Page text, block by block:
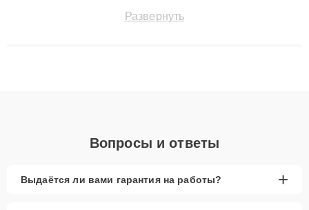
сохранением гарантии до 3 лет. Наши мастера решают
Развернуть
Вопросы и ответы
Выдаётся ли вами гарантия на работы? +